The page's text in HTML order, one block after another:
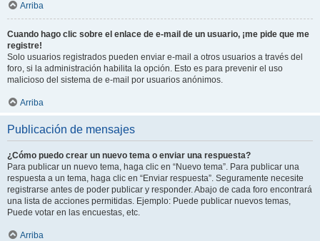
Arriba
Cuando hago clic sobre el enlace de e-mail de un usuario, ¡me pide que me
registre!
Solo usuarios registrados pueden enviar e-mail a otros usuarios a través del
foro, si la administración habilita la opción. Esto es para prevenir el uso
malicioso del sistema de e-mail por usuarios anónimos.
Arriba
Publicación de mensajes
¿Cómo puedo crear un nuevo tema o enviar una respuesta?
Para publicar un nuevo tema, haga clic en “Nuevo tema”. Para publicar una
respuesta a un tema, haga clic en “Enviar respuesta”. Seguramente necesite
registrarse antes de poder publicar y responder. Abajo de cada foro encontrará
una lista de acciones permitidas. Ejemplo: Puede publicar nuevos temas,
Puede votar en las encuestas, etc.
Arriba